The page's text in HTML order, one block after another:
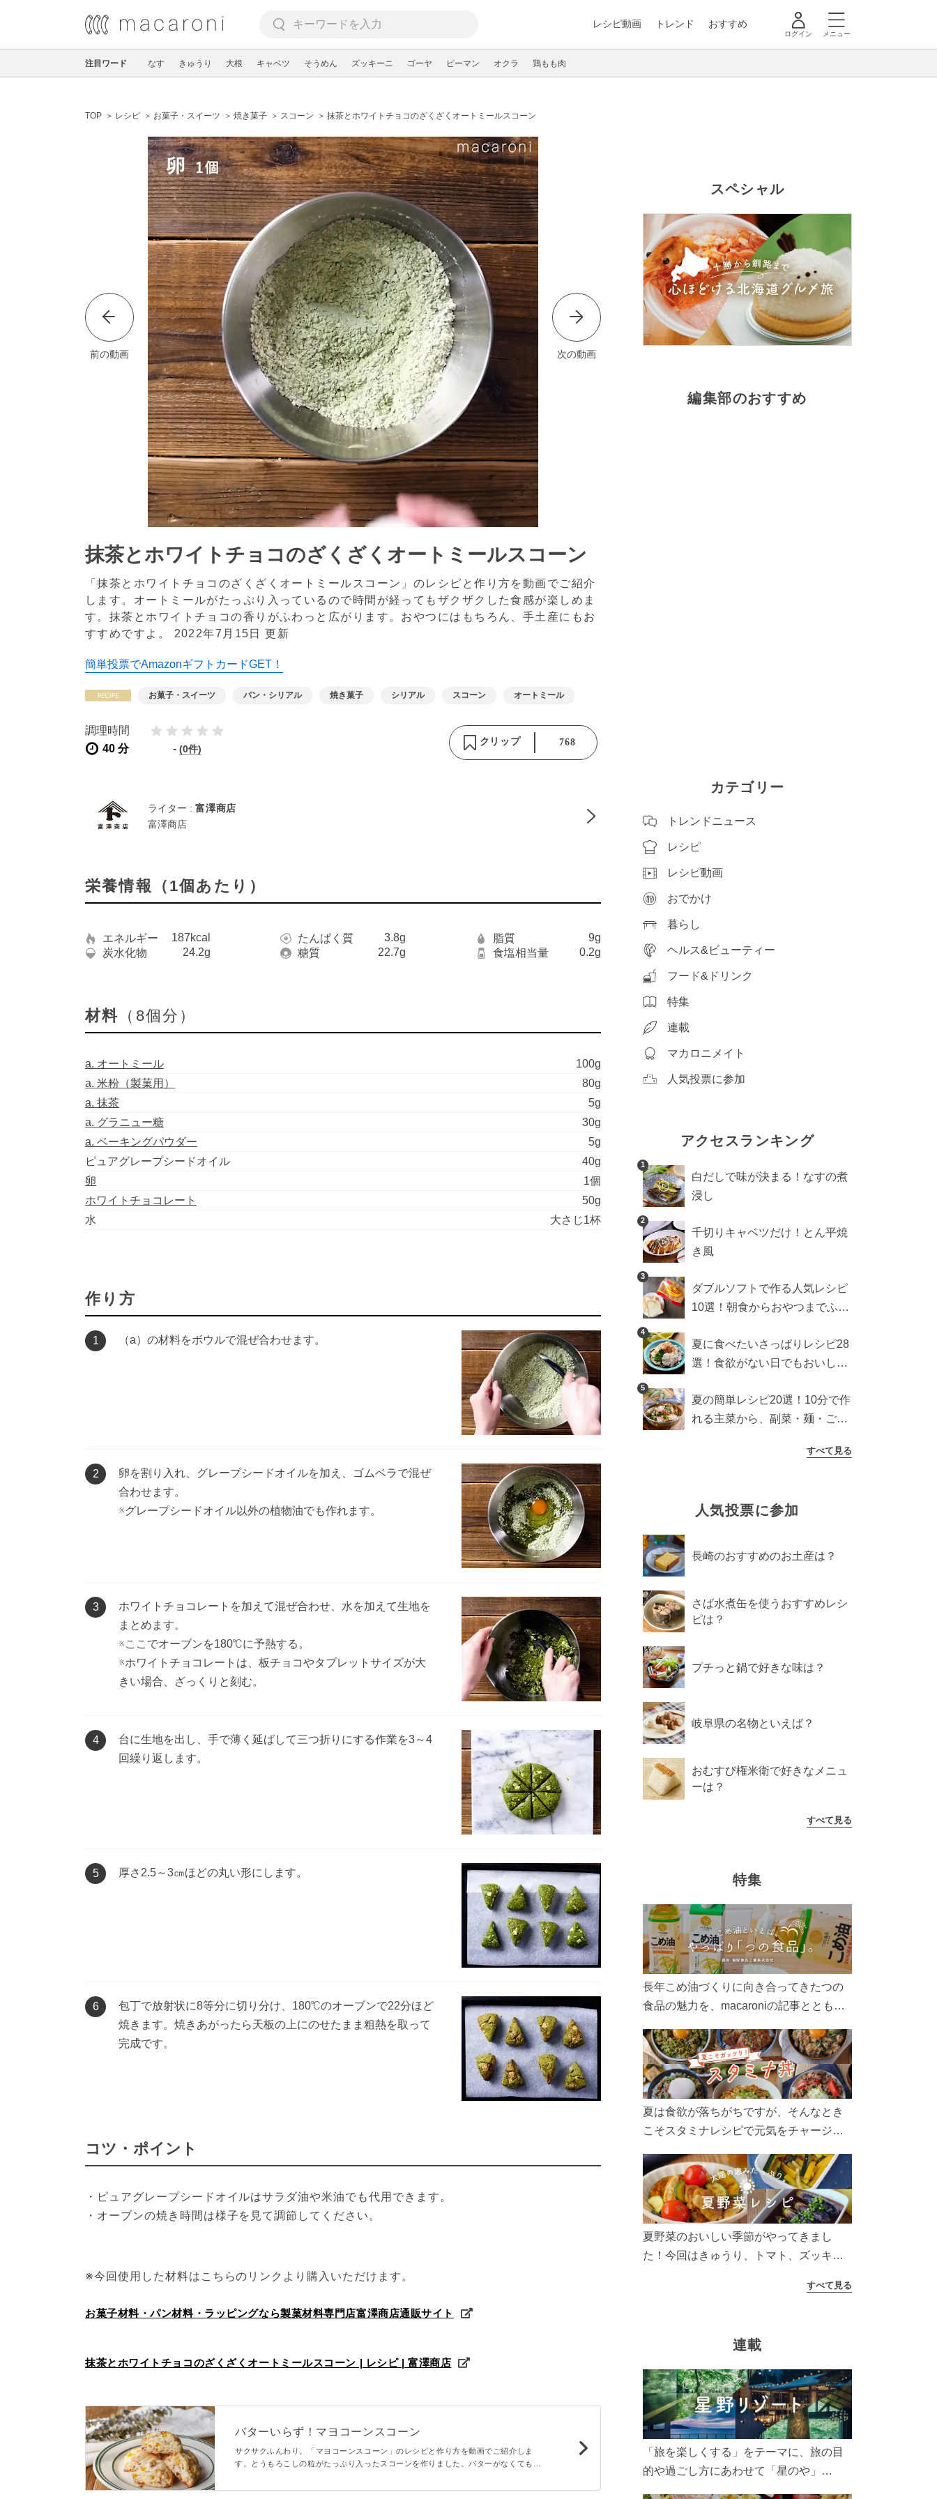
レシピ動画 トレンド おすすめ
ログイン メニュー
注目ワード なす きゅうり 大根 キャベツ そうめん ズッキーニ ゴーヤ ピーマン オクラ 鶏もも肉
TOP レシピ お菓子・スイーツ 焼き菓子 スコーン 抹茶とホワイトチョコのざくざくオートミールスコーン
前の動画 次の動画
抹茶とホワイトチョコのざくざくオートミールスコーン
「抹茶とホワイトチョコのざくざくオートミールスコーン」のレシピと作り方を動画でご紹介
します。オートミールがたっぷり入っているので時間が経ってもザクザクした食感が楽しめま
す。抹茶とホワイトチョコの香りがふわっと広がります。おやつにはもちろん、手土産にもお
すすめですよ。 2022年7月15日 更新
簡単投票でAmazonギフトカードGET！
お菓子・スイーツ パン・シリアル 焼き菓子 シリアル スコーン オートミール
調理時間
40 分
- (0件)
クリップ 768
ライター : 富澤商店
富澤商店
栄養情報（1個あたり）
エネルギー 187kcal たんぱく質 3.8g 脂質
9g
炭水化物
24.2g 糖質 22.7g 食塩相当量 0.2g
材料 （8個分）
a. オートミール
100g
a. 米粉（製菓用）
80g
a. 抹茶
5g
a. グラニュー糖
30g
a. ベーキングパウダー
5g
ピュアグレープシードオイル
40g
卵
1個
ホワイトチョコレート
50g
水
大さじ1杯
作り方
1 （a）の材料をボウルで混ぜ合わせます。
2
卵を割り入れ、グレープシードオイルを加え、ゴムベラで混ぜ
合わせます。
※グレープシードオイル以外の植物油でも作れます。
3
ホワイトチョコレートを加えて混ぜ合わせ、水を加えて生地を
まとめます。
※ここでオーブンを180℃に予熱する。
※ホワイトチョコレートは、板チョコやタブレットサイズが大
きい場合、ざっくりと刻む。
4
台に生地を出し、手で薄く延ばして三つ折りにする作業を3～4
回繰り返します。
5 厚さ2.5～3㎝ほどの丸い形にします。
6
包丁で放射状に8等分に切り分け、180℃のオーブンで22分ほど
焼きます。焼きあがったら天板の上にのせたまま粗熱を取って
完成です。
コツ・ポイント
・ピュアグレープシードオイルはサラダ油や米油でも代用できます。
・オーブンの焼き時間は様子を見て調節してください。
※今回使用した材料はこちらのリンクより購入いただけます。
お菓子材料・パン材料・ラッピングなら製菓材料専門店富澤商店通販サイト
抹茶とホワイトチョコのざくざくオートミールスコーン | レシピ | 富澤商店
バターいらず！マヨコーンスコーン
サクサクふんわり。「マヨコーンスコーン」のレシピと作り方を動画でご紹介しま
す。とうもろこしの粒がたっぷり入ったスコーンを作りました。バターがなくてもマ
食やランチにぴったりのひと品ですよ。
スペシャル
編集部のおすすめ
カテゴリー
トレンドニュース
レシピ
レシピ動画
おでかけ
暮らし
ヘルス&ビューティー
フード&ドリンク
特集
連載
マカロニメイト
人気投票に参加
アクセスランキング
1
白だしで味が決まる！なすの煮
浸し
2
千切りキャベツだけ！とん平焼
き風
3
ダブルソフトで作る人気レシピ
10選！朝食からおやつまでふん
4
夏に食べたいさっぱりレシピ28
選！食欲がない日でもおいしい
5
夏の簡単レシピ20選！10分で作
れる主菜から、副菜・麺・ごは
すべて見る
人気投票に参加
長崎のおすすめのお土産は？
さば水煮缶を使うおすすめレシ
ピは？
プチっと鍋で好きな味は？
岐阜県の名物といえば？
おむすび権米衛で好きなメニュ
ーは？
すべて見る
特集
長年こめ油づくりに向き合ってきたつの
食品の魅力を、macaroniの記事とともに
ん、製造現場や品質へのこだわりまで。
こめ油をもっと好きになるコンテンツを
ぜひお楽しみください。
夏は食欲が落ちがちですが、そんなとき
こそスタミナレシピで元気をチャージ！
リ食べて、夏バテを吹き飛ばしましょ
う！
夏野菜のおいしい季節がやってきまし
た！今回はきゅうり、トマト、ズッキー
太陽の光をたっぷりあびた夏野菜は栄養
すべて見る
連載
「旅を楽しくする」をテーマに、旅の目
的や過ごし方にあわせて「星のや」